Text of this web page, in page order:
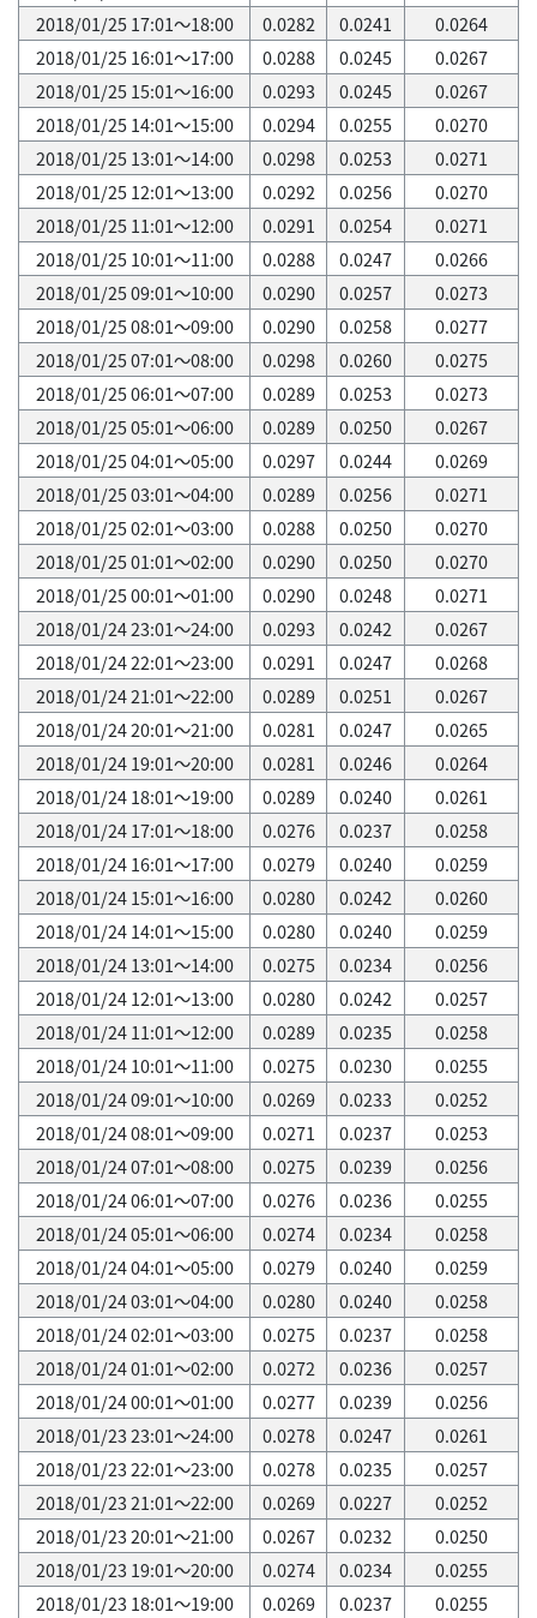
2018/01/25 17:01～18:00
0.0282 0.0241
0.0264
2018/01/25 16:01～17:00
0.0288 0.0245
0.0267
2018/01/25 15:01～16:00
0.0293 0.0245
0.0267
2018/01/25 14:01～15:00
0.0294 0.0255
0.0270
2018/01/25 13:01～14:00
0.0298 0.0253
0.0271
2018/01/25 12:01～13:00
0.0292 0.0256
0.0270
2018/01/25 11:01～12:00
0.0291 0.0254
0.0271
2018/01/25 10:01～11:00
0.0288 0.0247
0.0266
2018/01/25 09:01～10:00
0.0290 0.0257
0.0273
2018/01/25 08:01～09:00
0.0290 0.0258
0.0277
2018/01/25 07:01～08:00
0.0298 0.0260
0.0275
2018/01/25 06:01～07:00
0.0289 0.0253
0.0273
2018/01/25 05:01～06:00
0.0289 0.0250
0.0267
2018/01/25 04:01～05:00
0.0297 0.0244
0.0269
2018/01/25 03:01～04:00
0.0289 0.0256
0.0271
2018/01/25 02:01～03:00
0.0288 0.0250
0.0270
2018/01/25 01:01～02:00
0.0290 0.0250
0.0270
2018/01/25 00:01～01:00
0.0290 0.0248
0.0271
2018/01/24 23:01～24:00
0.0293 0.0242
0.0267
2018/01/24 22:01～23:00
0.0291 0.0247
0.0268
2018/01/24 21:01～22:00
0.0289 0.0251
0.0267
2018/01/24 20:01～21:00
0.0281 0.0247
0.0265
2018/01/24 19:01～20:00
0.0281 0.0246
0.0264
2018/01/24 18:01～19:00
0.0289 0.0240
0.0261
2018/01/24 17:01～18:00
0.0276 0.0237
0.0258
2018/01/24 16:01～17:00
0.0279 0.0240
0.0259
2018/01/24 15:01～16:00
0.0280 0.0242
0.0260
2018/01/24 14:01～15:00
0.0280 0.0240
0.0259
2018/01/24 13:01～14:00
0.0275 0.0234
0.0256
2018/01/24 12:01～13:00
0.0280 0.0242
0.0257
2018/01/24 11:01～12:00
0.0289 0.0235
0.0258
2018/01/24 10:01～11:00
0.0275 0.0230
0.0255
2018/01/24 09:01～10:00
0.0269 0.0233
0.0252
2018/01/24 08:01～09:00
0.0271 0.0237
0.0253
2018/01/24 07:01～08:00
0.0275 0.0239
0.0256
2018/01/24 06:01～07:00
0.0276 0.0236
0.0255
2018/01/24 05:01～06:00
0.0274 0.0234
0.0258
2018/01/24 04:01～05:00
0.0279 0.0240
0.0259
2018/01/24 03:01～04:00
0.0280 0.0240
0.0258
2018/01/24 02:01～03:00
0.0275 0.0237
0.0258
2018/01/24 01:01～02:00
0.0272 0.0236
0.0257
2018/01/24 00:01～01:00
0.0277 0.0239
0.0256
2018/01/23 23:01～24:00
0.0278 0.0247
0.0261
2018/01/23 22:01～23:00
0.0278 0.0235
0.0257
2018/01/23 21:01～22:00
0.0269 0.0227
0.0252
2018/01/23 20:01～21:00
0.0267 0.0232
0.0250
2018/01/23 19:01～20:00
0.0274 0.0234
0.0255
2018/01/23 18:01～19:00
0.0269 0.0237
0.0255